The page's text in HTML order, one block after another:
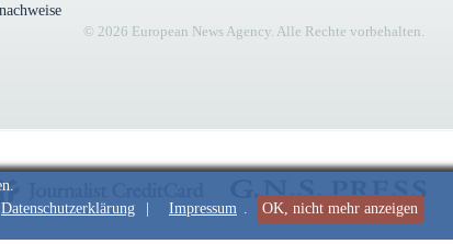
Datenschutzerklärung Impressum . OK, nicht mehr anzeigen
© 2026 European News Agency. Alle Rechte vorbehalten.